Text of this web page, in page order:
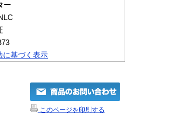
ー
に基づく表示
このページを印刷する